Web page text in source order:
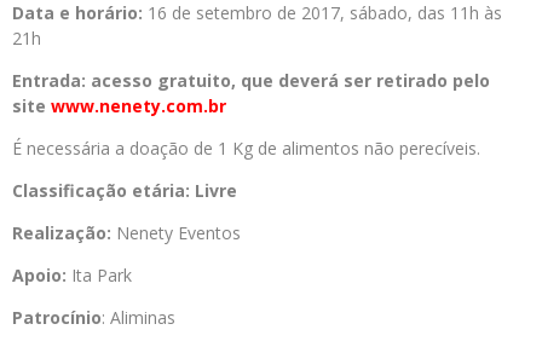
Data e horário: 16 de setembro de 2017, sábado, das 11h às
21h
Entrada: acesso gratuito, que deverá ser retirado pelo
site www.nenety.com.br
É necessária a doação de 1 Kg de alimentos não perecíveis.
Classificação etária: Livre
Realização: Nenety Eventos
Apoio: Ita Park
Patrocínio: Aliminas